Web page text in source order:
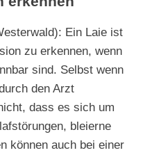
Ein Laie ist
zu erkennen, wenn
sind. Selbst wenn
den Arzt
dass es sich um
bleierne
können auch bei einer